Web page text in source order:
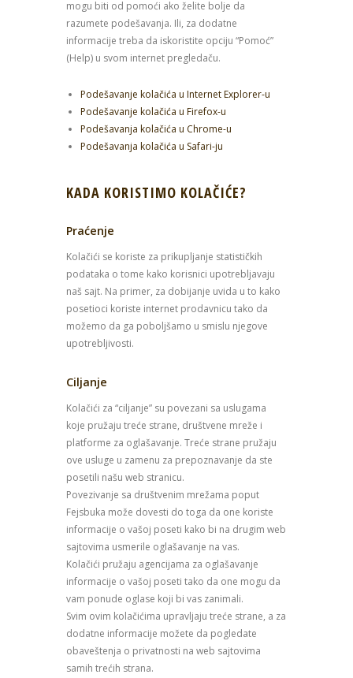
mogu biti od pomoći ako želite bolje da
razumete podešavanja. Ili, za dodatne
informacije treba da iskoristite opciju “Pomoć”
(Help) u svom internet pregledaču.
Podešavanje kolačića u Internet Explorer-u
Podešavanje kolačića u Firefox-u
Podešavanja kolačića u Chrome-u
Podešavanja kolačića u Safari-ju
KADA KORISTIMO KOLAČIĆE?
Praćenje
Kolačići se koriste za prikupljanje statističkih
podataka o tome kako korisnici upotrebljavaju
naš sajt. Na primer, za dobijanje uvida u to kako
posetioci koriste internet prodavnicu tako da
možemo da ga poboljšamo u smislu njegove
upotrebljivosti.
Ciljanje
Kolačići za “ciljanje” su povezani sa uslugama
koje pružaju treće strane, društvene mreže i
platforme za oglašavanje. Treće strane pružaju
ove usluge u zamenu za prepoznavanje da ste
posetili našu web stranicu.
Povezivanje sa društvenim mrežama poput
Fejsbuka može dovesti do toga da one koriste
informacije o vašoj poseti kako bi na drugim web
sajtovima usmerile oglašavanje na vas.
Kolačići pružaju agencijama za oglašavanje
informacije o vašoj poseti tako da one mogu da
vam ponude oglase koji bi vas zanimali.
Svim ovim kolačićima upravljaju treće strane, a za
dodatne informacije možete da pogledate
obaveštenja o privatnosti na web sajtovima
samih trećih strana.